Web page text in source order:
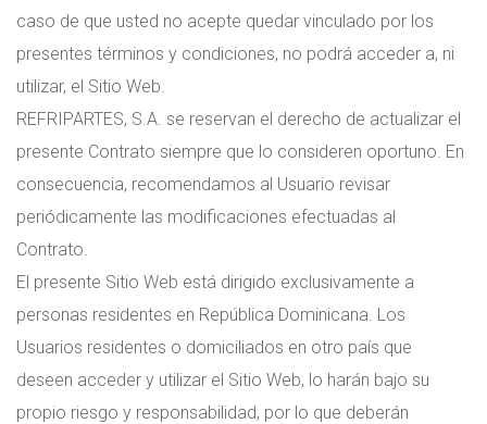
caso de que usted no acepte quedar vinculado por los
presentes términos y condiciones, no podrá acceder a, ni
utilizar, el Sitio Web.
REFRIPARTES, S.A. se reservan el derecho de actualizar el
presente Contrato siempre que lo consideren oportuno. En
consecuencia, recomendamos al Usuario revisar
periódicamente las modificaciones efectuadas al
Contrato.
El presente Sitio Web está dirigido exclusivamente a
personas residentes en República Dominicana. Los
Usuarios residentes o domiciliados en otro país que
deseen acceder y utilizar el Sitio Web, lo harán bajo su
propio riesgo y responsabilidad, por lo que deberán